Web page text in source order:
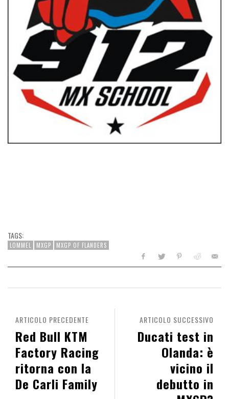
TAGS:
LOMMEL MXGP MXGP OF FLANDERS
ARTICOLO SUCCESSIVO
Ducati test in
Olanda: è
vicino il
debutto in
ARTICOLO PRECEDENTE
Red Bull KTM
Factory Racing
ritorna con la
De Carli Family